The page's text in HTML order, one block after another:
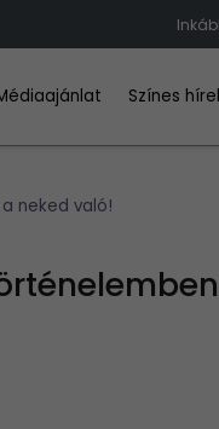
Színes
neked való!